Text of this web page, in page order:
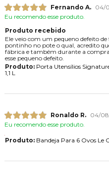
Fernando A.
04/
Eu recomendo esse produto.
Produto recebido
Ele veio com um pequeno defeito
pontinho no pote o qual, acredito
fábrica e também durante a
esse pequeno defeito.
Produto:Porta Utensílios
1,1 L
Ronaldo R.
04/
Eu recomendo esse produto.
Produto:Bandeja Para 6 Ovos Le